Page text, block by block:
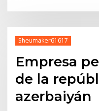
Sheumaker61617
Empresa
de la
azerbaiyán